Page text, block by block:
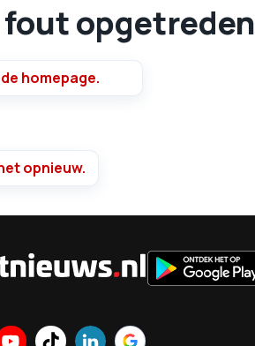
opgetreden
homepage.
opnieuw.
Sportnieuws.nl